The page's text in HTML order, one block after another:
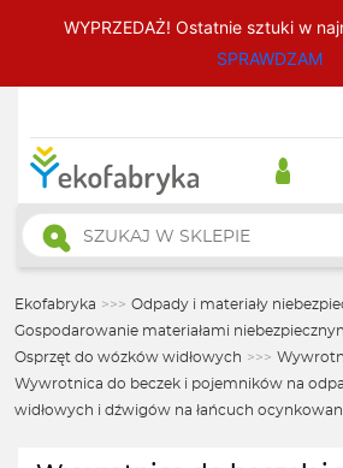
WYPRZEDAŻ! Ostatnie sztuki w
SPRAWDZAM
Wyszukiwarka
produktów
Ekofabryka >>> Odpady i materiały
Gospodarowanie materiałami
Osprzęt do wózków widłowych >>>
Wywrotnica do beczek i pojemników na
widłowych i dźwigów na łańcuch